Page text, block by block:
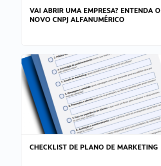
VAI ABRIR UMA EMPRESA? ENTENDA O
NOVO CNPJ ALFANUMÉRICO
CHECKLIST DE PLANO DE MARKETING